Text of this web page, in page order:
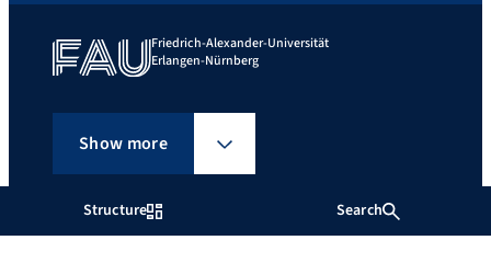
Structure Search
Friedrich-Alexander-Universität
Erlangen-Nürnberg
Show more